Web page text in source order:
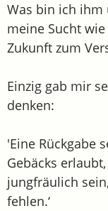
Was bin ich ihm
meine Sucht
Zukunft zum
Einzig gab mir
denken:
'Eine Rückgabe
Gebäcks
jungfräulich
fehlen.‘